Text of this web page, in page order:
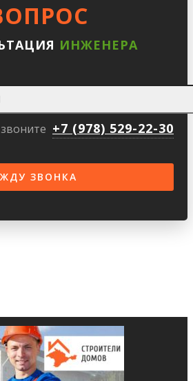
ИНЖЕНЕРА
+7 (978) 529-22-30